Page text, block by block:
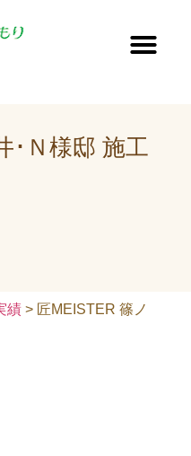
･Ｎ様邸 施工
績 > 匠MEISTER 篠ノ